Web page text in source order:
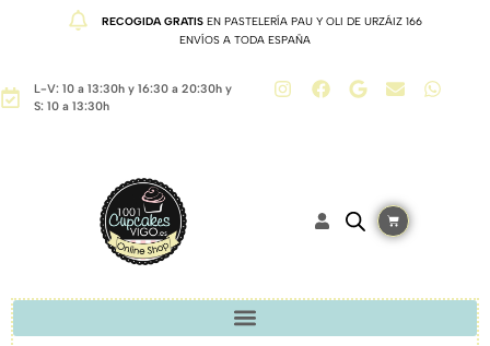
RECOGIDA GRATISEN PASTELERÍA PAU Y OLI DE URZÁIZ 166
ENVÍOS A TODA ESPAÑA
L-V: 10 a 13:30h y 16:30 a 20:30h y
S: 10 a 13:30h